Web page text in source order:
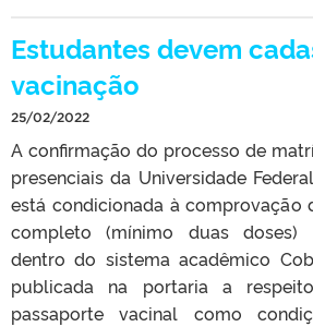
Estudantes devem
vacinação
25/02/2022
A confirmação do processo de
presenciais da Universidade
está condicionada à comprovação
completo (mínimo duas doses)
dentro do sistema acadêmico
publicada na portaria a
passaporte vacinal como